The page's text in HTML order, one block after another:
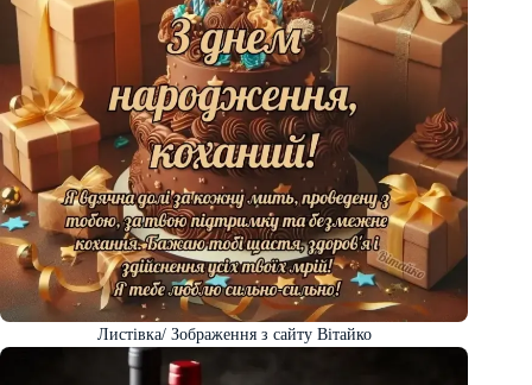
Листівка/ Зображення з сайту Вітайко